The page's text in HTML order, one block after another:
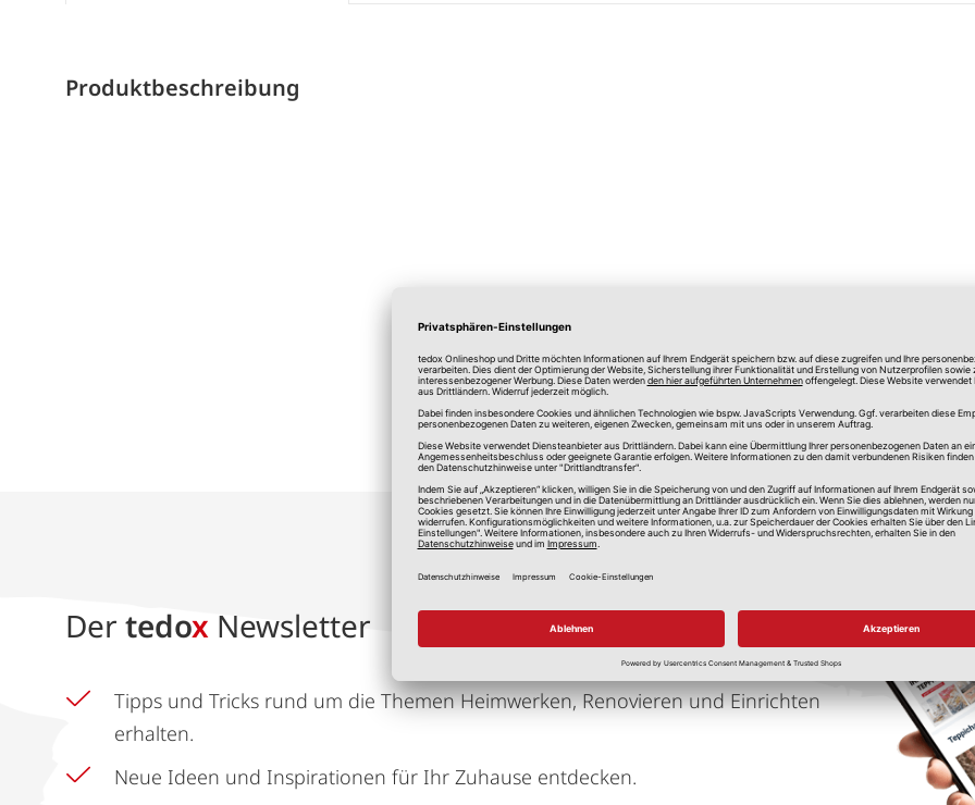
Produktbeschreibung
*Alle Preise in Euro, inkl. gesetzlicher Mehrwertsteuer, zzgl.
Der tedox Newsletter
Tipps und Tricks rund um die Themen Heimwerken, Renovieren und Einrichten
erhalten.
Neue Ideen und Inspirationen für Ihr Zuhause entdecken.